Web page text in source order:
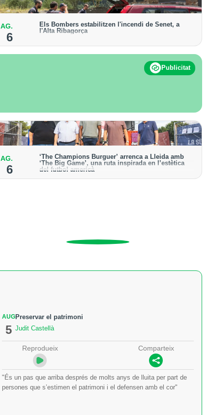
AG.
6
Els Bombers estabilitzen l'incendi de Senet, a
l'Alta Ribagorça
descarta enviar-hi efectius terrestres
Publicitat
AG.
6
‘The Champions Burguer’ arrenca a Lleida amb
‘The Big Game’, una ruta inspirada en l’estètica
del futbol americà
La primera edició que es va celebrar a la ciutat va
AUG
5
Preservar el patrimoni
Judit Castellà
Reprodueix Comparteix
"És un pas que arriba després de molts anys de lluita per part de
persones que s’estimen el patrimoni i el defensen amb el cor"